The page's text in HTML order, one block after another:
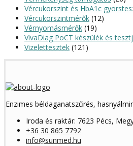
Vércukorszint és HbA1c
Vércukorszintmérők (12)
Vérnyomásmérők (19)
VivaDiag PoCT készülék és
Vizelettesztek (121)
Enzimes béldaganatszűrés,
Iroda és raktár: 7623 Pécs,
+36 30 865 7792
info@sunmed.hu